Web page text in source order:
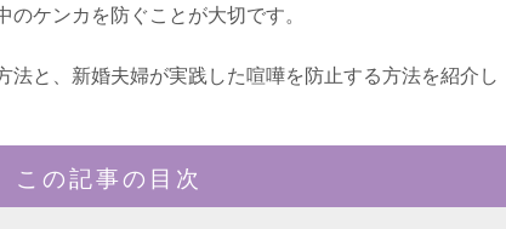
ケンカを防ぐことが大切です。
法と、新婚夫婦が実践した喧嘩を防止する方法を紹介し
この記事の目次